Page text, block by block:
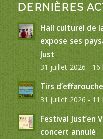
DERNIÈRES
Hall culturel de
expose ses
Just
31 juillet 2026 - 16
Tirs
31 juillet 2026 - 11
Festival Just’en
concert annulé